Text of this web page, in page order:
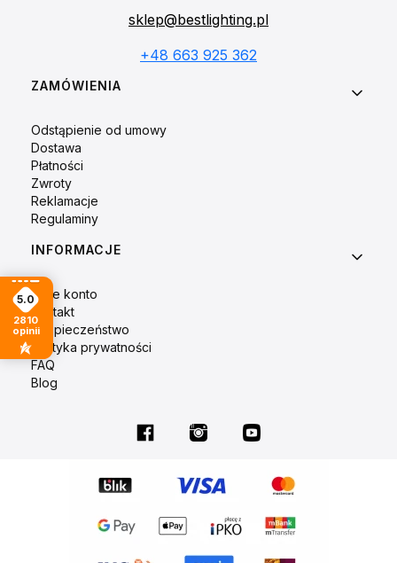
sklep@bestlighting.pl
+48 663 925 362
Linki w stopce
ZAMÓWIENIA
Odstąpienie od umowy
Dostawa
Płatności
Zwroty
Reklamacje
Regulaminy
INFORMACJE
Moje konto
Kontakt
Bezpieczeństwo
Polityka prywatności
FAQ
Blog
5.0
2810
opinii